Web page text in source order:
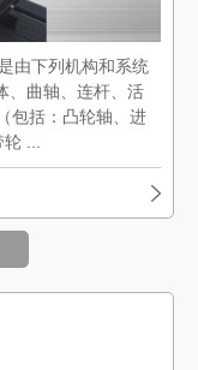
由下列机构和系统
曲轴、连杆、活
包括：凸轮轴、进
...